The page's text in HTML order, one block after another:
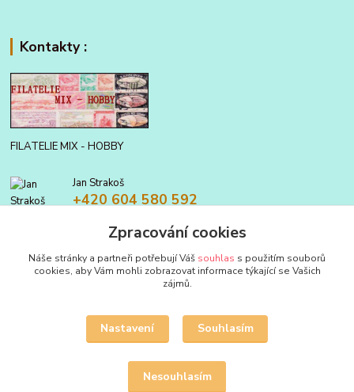
Kontakty :
FILATELIE MIX - HOBBY
Jan Strakoš
+420 604 580 592
filatelie.mix@seznam.cz
Upravit sběr cookies.
Vytvořeno na Eshop-rychle.cz
Zpracování cookies
Náše stránky a partneři potřebují Váš souhlas s použitím souborů
cookies, aby Vám mohli zobrazovat informace týkající se Vašich
zájmů.
Nastavení Souhlasím
Nesouhlasím